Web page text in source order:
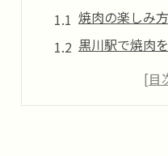
焼肉の楽しみ
黒川駅で焼肉
焼肉好きが集